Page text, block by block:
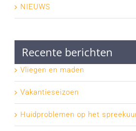
NIEUWS
Recente berichten
Vliegen en maden
Vakantieseizoen
Huidproblemen op het